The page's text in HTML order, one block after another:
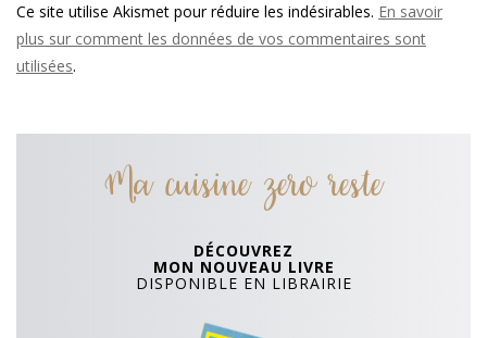
Ce site utilise Akismet pour réduire les indésirables. En savoir
plus sur comment les données de vos commentaires sont
utilisées.
Ma cuisine zero reste
DÉCOUVREZ
MON NOUVEAU LIVRE
DISPONIBLE EN LIBRAIRIE